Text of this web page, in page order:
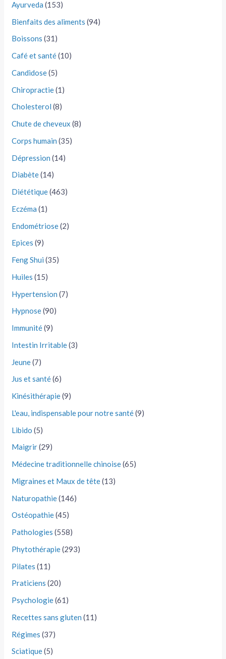
Ayurveda (153)
Bienfaits des aliments (94)
Boissons (31)
Café et santé(10)
Candidose(5)
Chiropractie(1)
Cholesterol (8)
Chute de cheveux (8)
Corps humain (35)
Dépression (14)
Diabète(14)
Diététique(463)
Eczéma (1)
Endométriose(2)
Epices (9)
Feng Shui (35)
Huiles (15)
Hypertension (7)
Hypnose(90)
Immunité(9)
Intestin Irritable(3)
Jeune(7)
Jus et santé(6)
Kinésithérapie(9)
L'eau, indispensable pour notre santé(9)
Libido (5)
Maigrir(29)
Médecine traditionnelle chinoise(65)
Migraines et Maux de tête(13)
Naturopathie(146)
Ostéopathie(45)
Pathologies (558)
Phytothérapie(293)
Pilates (11)
Praticiens (20)
Psychologie(61)
Recettes sans gluten (11)
Régimes (37)
Sciatique(5)